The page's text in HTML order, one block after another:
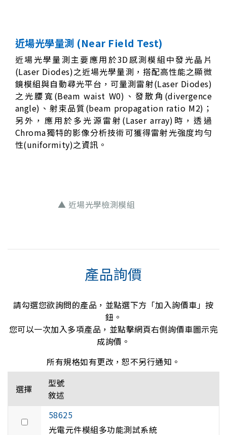
近場光學量測 (Near Field Test)
近場光學量測主要應用於3D感測模組中發光晶片
(Laser Diodes)之近場光學量測，搭配高性能之顯微
鏡模組與自動尋光平台，可量測雷射(Laser Diodes)
之光腰寬(Beam waist W0)、發散角(divergence
angle)、射束品質(beam propagation ratio M2)；
另外，應用於多光源雷射(Laser array)時，透過
Chroma獨特的影像分析技術可獲得雷射光強度均勻
性(uniformity)之資訊。
▲ 近場光學檢測模組
產品詢價
請勾選您欲詢問的產品，並點選下方「加入詢價車」按
鈕。
您可以一次加入多項產品，並點擊網頁右側詢價車圖示完
成詢價。
所有規格如有更改，恕不另行通知。
選擇
型號
敘述
58625
光電元件模組多功能測試系統